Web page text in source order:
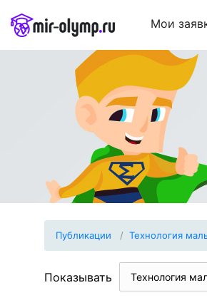
Мои
Публикации Технология
Показывать Технология